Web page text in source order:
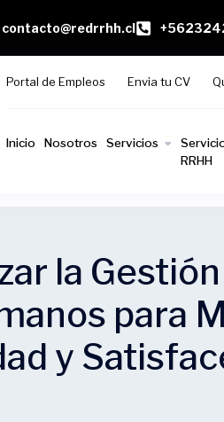
contacto@redrrhh.cl
Portal de Empleos Envia tu CV
Inicio Nosotros Servicios
RRHH
la
para
y